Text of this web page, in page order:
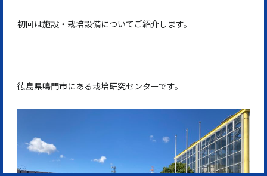
初回は施設・栽培設備についてご紹介します。
徳島県鳴門市にある栽培研究センターです。